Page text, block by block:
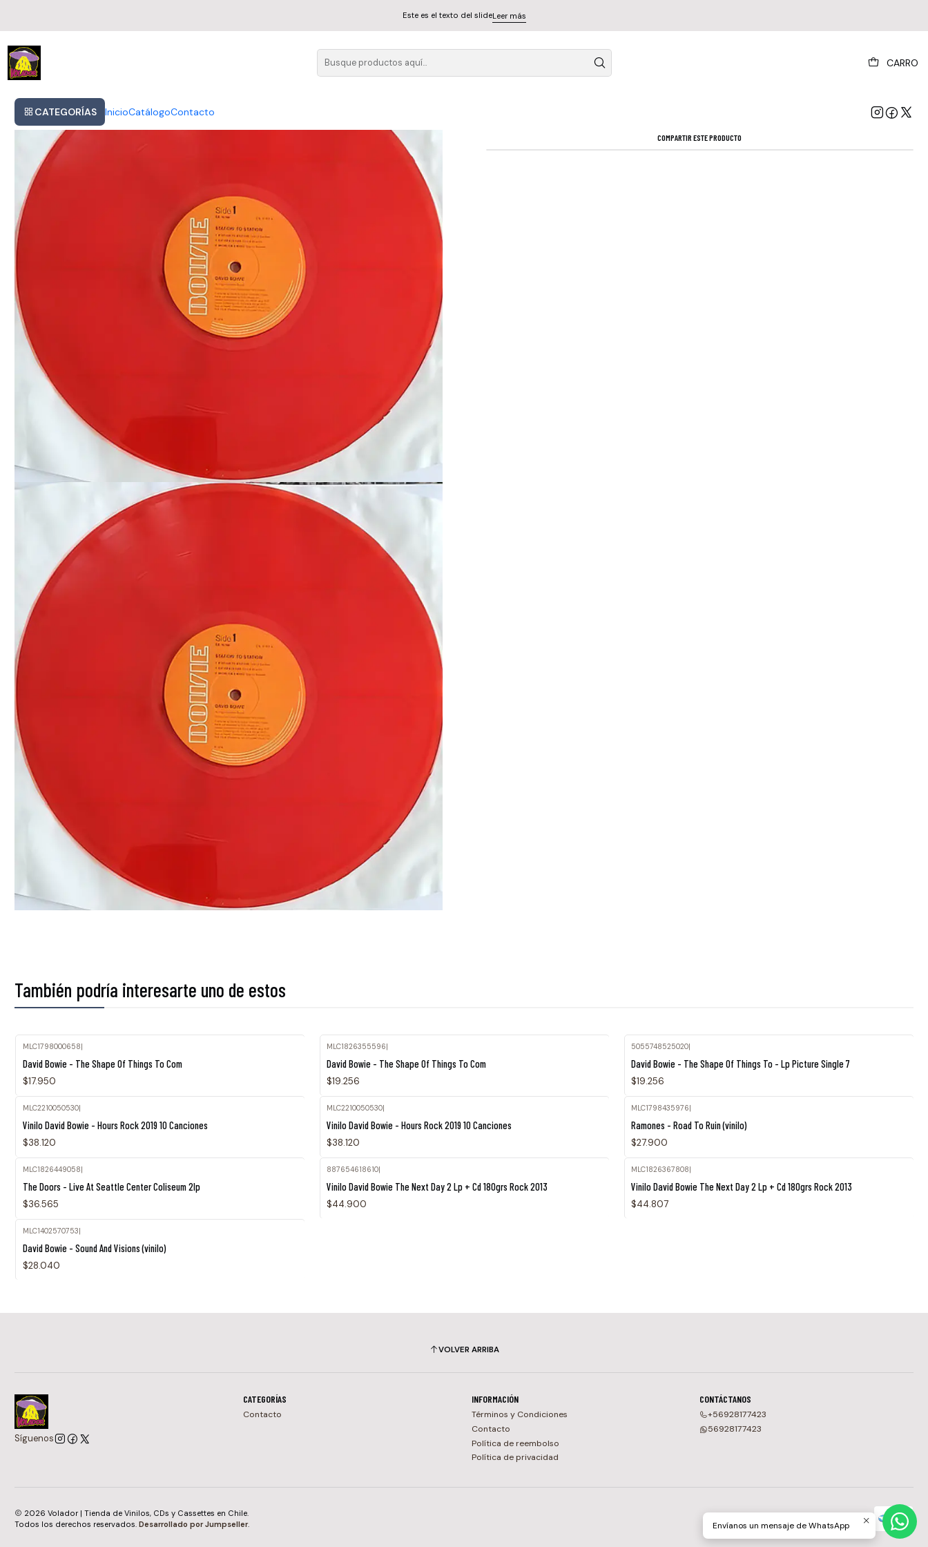
CARRO
CATEGORÍAS InicioCatálogoContacto
Este es el texto del slideLeer más
David Bowie - Station To Station (vinilo)
COMPARTIR ESTE PRODUCTO
También podría interesarte uno de estos
MLC1798000658|
David Bowie - The Shape Of Things To Com
$17.950
MLC1826355596|
David Bowie - The Shape Of Things To Com
$19.256
5055748525020|
David Bowie - The Shape Of Things To - Lp Picture Single 7
$19.256
MLC2210050530|
Vinilo David Bowie - Hours Rock 2019 10 Canciones
$38.120
MLC2210050530|
Vinilo David Bowie - Hours Rock 2019 10 Canciones
$38.120
MLC1798435976|
Ramones - Road To Ruin (vinilo)
$27.900
MLC1826449058
The Doors - Live At Seattle Center Coliseum 2lp
$36.565
887654618610
Vinilo David Bowie The Next Day 2 Lp + Cd 180grs Rock 2013
$44.900
MLC1826367808
Vinilo David Bowie The Next Day 2 Lp + Cd 180grs Rock 2013
$44.807
MLC1402570753
David Bowie - Sound And Visions (vinilo)
$28.040
VOLVER ARRIBA
Síguenos
CATEGORÍAS
Contacto
INFORMACIÓN
Términos y Condiciones
Contacto
Política de reembolso
Política de privacidad
CONTÁCTANOS
+56928177423
56928177423
2026 Volador | Tienda de Vinilos, CDs y Cassettes en Chile.
Todos los derechos reservados. Desarrollado por Jumpseller. Envíanos un mensaje de WhatsApp